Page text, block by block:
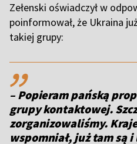
Zełenski oświadczył w
poinformował, że Ukraina
takiej grupy:
,,
– Popieram pańską
grupy kontaktowej.
zorganizowaliśmy.
wspomniał, już tam są